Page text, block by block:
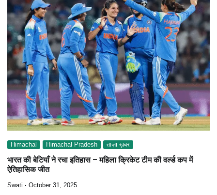
Himachal Himachal Pradesh ताज़ा ख़बर
भारत की बेटियाँ ने रचा इतिहास – महिला क्रिकेट टीम की वर्ल्ड कप में
ऐतिहासिक जीत
Swati October 31, 2025